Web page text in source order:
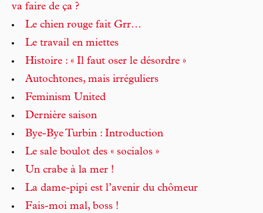
va faire de ça ?
Le chien rouge fait Grr…
Le travail en miettes
Histoire : « Il faut oser le désordre »
Autochtones, mais irréguliers
Feminism United
Dernière saison
Bye-Bye Turbin : Introduction
Le sale boulot des « socialos »
Un crabe à la mer !
La dame-pipi est l’avenir du chômeur
Fais-moi mal, boss !